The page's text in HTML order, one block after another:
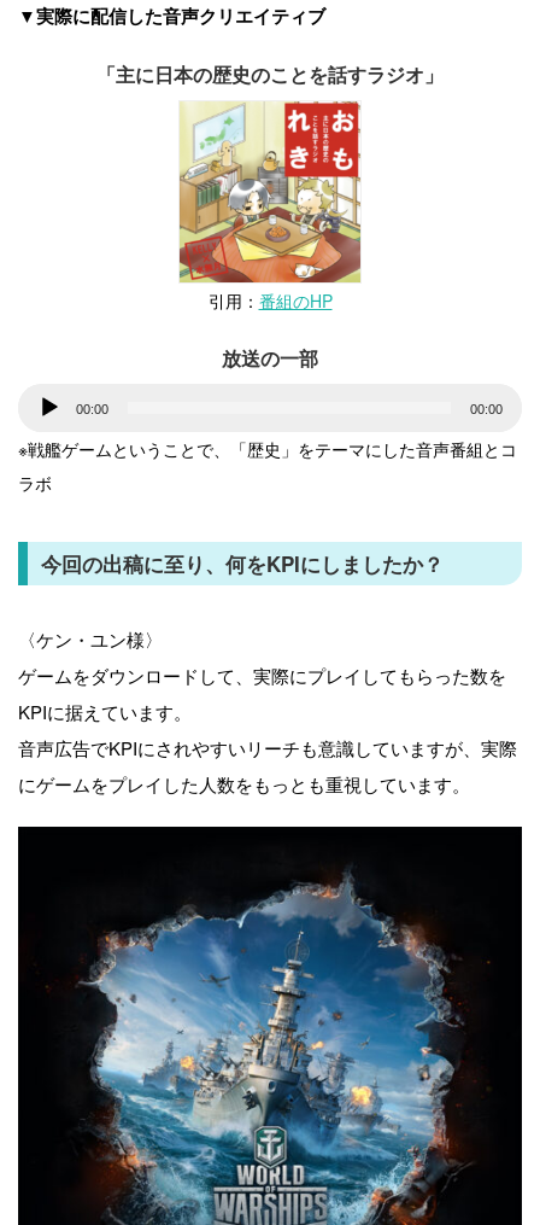
▼実際に配信した音声クリエイティブ
「主に日本の歴史のことを話すラジオ」
引用： 番組のHP
放送の一部
プ
ヤ
00:00 00:00
※戦艦ゲームということで、「歴史」をテーマにした音声番組とコ
ラボ
今回の出稿に至り、何をKPIにしましたか？
〈ケン・ユン様〉
ゲームをダウンロードして、実際にプレイしてもらった数を
KPIに据えています。
音声広告でKPIにされやすいリーチも意識していますが、実際
にゲームをプレイした人数をもっとも重視しています。